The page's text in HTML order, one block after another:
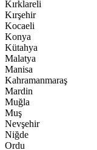
Kırklareli
Kırşehir
Kocaeli
Konya
Kütahya
Malatya
Manisa
Kahramanmaraş
Mardin
Muğla
Muş
Nevşehir
Niğde
Ordu